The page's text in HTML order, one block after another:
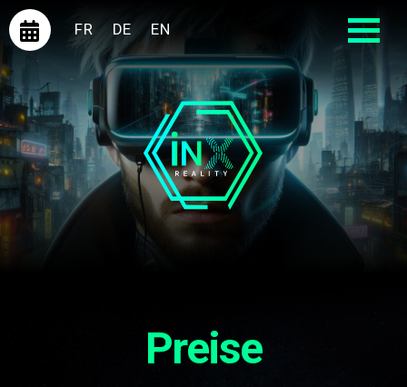
FR DE EN
Preise